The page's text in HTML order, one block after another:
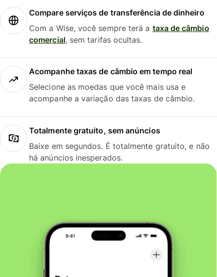
Compare serviços de transferência de dinheiro
Com a Wise, você sempre terá a taxa de câmbio
comercial, sem tarifas ocultas.
Acompanhe taxas de câmbio em tempo real
Selecione as moedas que você mais usa e
acompanhe a variação das taxas de câmbio.
Totalmente gratuito, sem anúncios
Baixe em segundos. É totalmente gratuito, e não
há anúncios inesperados.